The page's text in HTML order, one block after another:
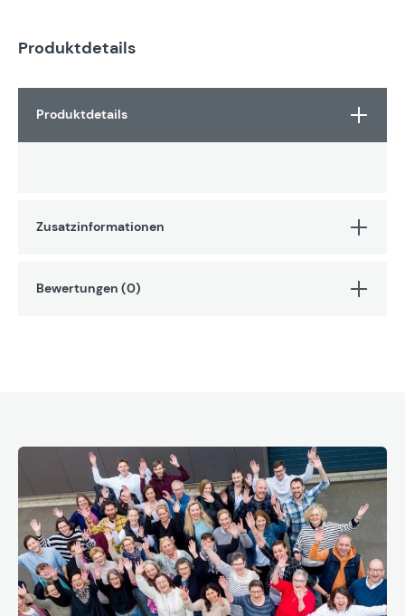
Produktdetails
Produktdetails
Zusatzinformationen
Bewertungen (0)